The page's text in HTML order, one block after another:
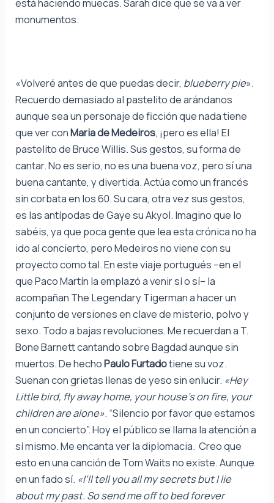
está haciendo muecas. Sarah dice que se va a ver
monumentos.
«Volveré antes de que puedas decir, blueberry pie».
Recuerdo demasiado al pastelito de arándanos
aunque sea un personaje de ficción que nada tiene
que ver conMaria de Medeiros, ¡pero es ella! El
pastelito de Bruce Willis. Sus gestos, su forma de
cantar. No es serio, no es una buena voz, pero sí una
buena cantante, y divertida. Actúa como un francés
sin corbata en los 60. Su cara, otra vez sus gestos,
es las antípodas de Gaye su Akyol. Imagino que lo
sabéis, ya que poca gente que lea esta crónica no ha
ido al concierto, pero Medeiros no viene con su
proyecto como tal. En este viaje portugués –en el
que Paco Martín la emplazó a venir sí o sí– la
acompañan The Legendary Tigerman a hacer un
conjunto de versiones en clave de misterio, polvo y
sexo. Todo a bajas revoluciones. Me recuerdan a T.
Bone Barnett cantando sobre Bagdad aunque sin
muertos. De hechoPaulo Furtadotiene su voz.
Suenan con grietas llenas de yeso sin enlucir. «Hey
Little bird, fly away home, your house’s on fire, your
children are alone». “Silencio por favor que estamos
en un concierto”. Hoy el público se llama la atención a
sí mismo. Me encanta ver la diplomacia. Creo que
esto en una canción de Tom Waits no existe. Aunque
en un fado sí. «I’ll tell you all my secrets but I lie
about my past. So send me off to bed forever